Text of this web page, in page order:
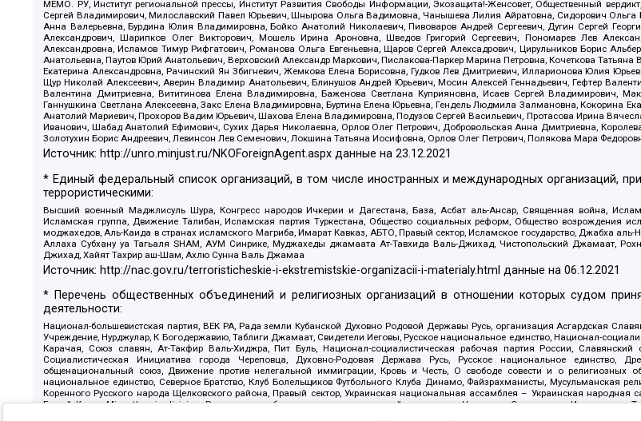
МЕМО. РУ, Институт региональной прессы, Институт Развития Свободы Информации, Экозащита!-Женсовет, Общественный
Сергей Владимирович, Милославский Павел Юрьевич, Шнырова Ольга Вадимовна, Чанышева Лилия Айратовна, Сидорович Ольга
Анна Валерьевна, Бурдина Юлия Владимировна, Бойко Анатолий Николаевич, Пивоваров Андрей Сергеевич, Дугин Сергей
Александрович, Шарипков Олег Викторович, Мошель Ирина Ароновна, Шведов Григорий Сергеевич, Пономарев Лев
Александровна, Исламов Тимур Рифгатович, Романова Ольга Евгеньевна, Щаров Сергей Алексадрович, Цирульников Борис
Анатольевна, Паутов Юрий Анатольевич, Верховский Александр Маркович, Пислакова-Паркер Марина Петровна, Кочеткова
Екатерина Александровна, Рачинский Ян Збигневич, Жемкова Елена Борисовна, Гудков Лев Дмитриевич, Илларионова Юлия
Щур Николай Алексеевич, Аверин Владимир Анатольевич, Блинушов Андрей Юрьевич, Мосин Алексей Геннадьевич, Гефтер
Валентина Дмитриевна, Вититинова Елена Владимировна, Баженова Светлана Куприяновна, Исаев Сергей Владимирович,
Ганнушкина Светлана Алексеевна, Закс Елена Владимировна, Буртина Елена Юрьевна, Гендель Людмила Залмановна, Кокорина
Анатолий Мариевич, Прохоров Вадим Юрьевич, Шахова Елена Владимировна, Подузов Сергей Васильевич, Протасова Ирина
Иванович, Шабад Анатолий Ефимович, Сухих Дарья Николаевна, Орлов Олег Петрович, Добровольская Анна Дмитриевна,
Золотухин Борис Андреевич, Левинсон Лев Семенович, Локшина Татьяна Иосифовна, Орлов Олег Петрович, Полякова Мара
Источник:http://unro.minjust.ru/NKOForeignAgent.aspx данные на23.12.2021
* Единый федеральный список организаций, в том числе иностранных и международных организаций,
террористическими:
Высший военный Маджлисуль Шура, Конгресс народов Ичкерии и Дагестана, База, Асбат аль-Ансар, Священная война,
Исламская группа, Движение Талибан, Исламская партия Туркестана, Общество социальных реформ, Общество
моджахедов, Аль-Каида в странах исламского Магриба, Имарат Кавказ, АБТО, Правый сектор, Исламское государство, Джабха
Аллаха Субхану уа Тагьаля SHAM, АУМ Синрике, Муджахеды джамаата Ат-Тавхида Валь-Джихад, Чистопольский Джамаат,
Джихад, Хайят Тахрир аш-Шам, Ахлю Сунна Валь Джамаа
Источник: http://nac.gov.ru/terroristicheskie-i-ekstremistskie-organizacii-i-materialy.html данные на06.12.2021
* Перечень общественных объединений и религиозных организаций в отношении которых судом
деятельности:
Национал-большевистская партия, ВЕК РА, Рада земли Кубанской Духовно Родовой Державы Русь, организация Асгардская
Учреждение, Нурджулар, К Богодержавию, Таблиги Джамаат, Свидетели Иеговы, Русское национальное единство, Национал-
Карачая, Союз славян, Ат-Такфир Валь-Хиджра, Пит Буль, Национал-социалистическая рабочая партия России,
Социалистическая Инициатива города Череповца, Духовно-Родовая Держава Русь, Русское национальное единство,
общенациональный союз, Движение против нелегальной иммиграции, Кровь и Честь, О свободе совести и о религиозных
национальное единство, Северное Братство, Клуб Болельщиков Футбольного Клуба Динамо, Файзрахманисты, Мусульманская
Коренного Русского народа Щелковского района, Правый сектор, Украинская национальная ассамблея – Украинская народная
Белый Крест, Misanthropic division, Религиозное объединение последователей инглиизма, Народная Социальная Инициатива,